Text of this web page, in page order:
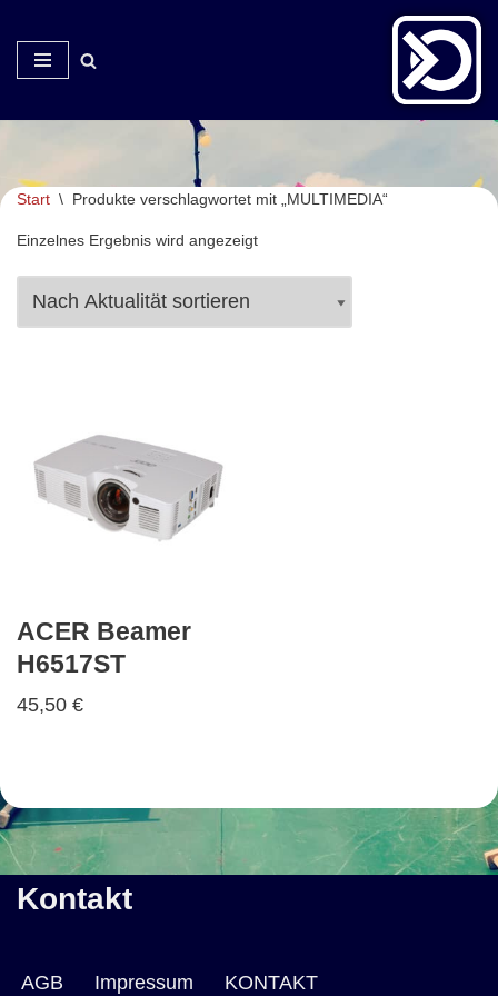
Zum
Inhalt
Start \ Produkte verschlagwortet mit „MULTIMEDIA“
Einzelnes Ergebnis wird angezeigt
ACER Beamer
H6517ST
45,50 €
Kontakt
AGB Impressum KONTAKT